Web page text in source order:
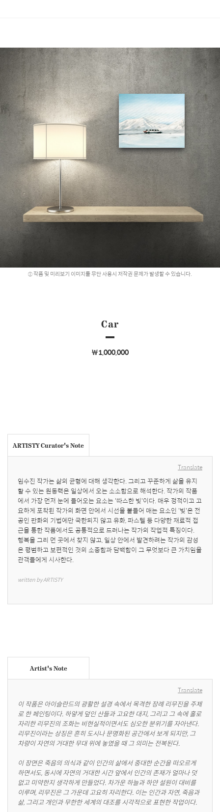
작품 및 미리보기 이미지를 무단 사용시 저작권 문제가 발생할 수 있습니다.
Car
￦1,000,000
ARTISTY Curator's Note
Translate
임수진 작가는 삶의 균형에 대해 생각한다. 그리고 꾸준하게 삶을 유지
할 수 있는 원동력은 일상에서 오는 소소함으로 해석한다. 작가의 작품
에서 가장 먼저 눈에 들어오는 요소는 '따스한 빛'이다. 매우 정적이고 고
요하게 포착된 작가의 화면 안에서 시선을 붙들어 매는 요소인 '빛'은 전
공인 판화의 기법에만 국한되지 않고 유화, 파스텔 등 다양한 재료적 접
근을 통한 작품에서도 공통적으로 드러나는 작가의 작업적 특징이다.
행복을 그리 먼 곳에서 찾지 않고, 일상 안에서 발견하려는 작가의 감성
은 평범하고 보편적인 것의 소중함과 담백함이 그 무엇보다 큰 가치임을
관객들에게 시사한다.
written by ARTISTY
Artist's Note
Translate
이 작품은 아이슬란드의 광활한 설경 속에서 목격한 장례 리무진을 주제
로 한 페인팅이다. 하얗게 덮인 산들과 고요한 대지, 그리고 그 속에 홀로
자리한 리무진의 조화는 비현실적이면서도 심오한 분위기를 자아낸다.
리무진이라는 상징은 흔히 도시나 문명화된 공간에서 보게 되지만, 그
차량이 자연의 거대한 무대 위에 놓였을 때 그 의미는 전복된다.
이 장면은 죽음의 의식과 같이 인간의 삶에서 중대한 순간을 떠오르게
하면서도, 동시에 자연의 거대한 시간 앞에서 인간의 존재가 얼마나 덧
없고 미약한지 생각하게 만들었다. 차가운 하늘과 하얀 설원이 대비를
이루며, 리무진은 그 가운데 고요히 자리한다. 이는 인간과 자연, 죽음과
삶, 그리고 개인과 무한한 세계의 대조를 시각적으로 표현한 작업이다.